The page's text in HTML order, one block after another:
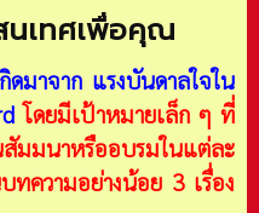
นเทศเพื่อคุณ
ดมาจาก แรงบันดาลใจใน
โดยมีเป้าหมายเล็ก ๆ ที่
สัมมนาหรืออบรมในแต่ละ
ทความอย่างน้อย 3 เรื่อง